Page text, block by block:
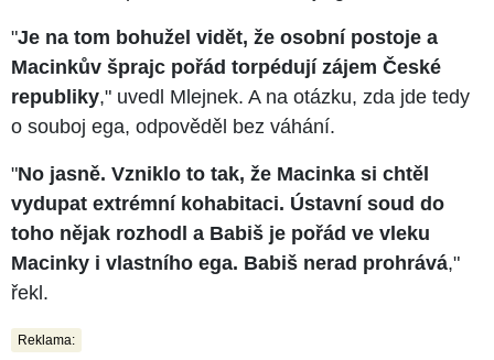
"Je na tom bohužel vidět, že osobní postoje a
Macinkův šprajc pořád torpédují zájem České
republiky," uvedl Mlejnek. A na otázku, zda jde tedy
o souboj ega, odpověděl bez váhání.
"No jasně. Vzniklo to tak, že Macinka si chtěl
vydupat extrémní kohabitaci. Ústavní soud do
toho nějak rozhodl a Babiš je pořád ve vleku
Macinky i vlastního ega. Babiš nerad prohrává,"
řekl.
Reklama: